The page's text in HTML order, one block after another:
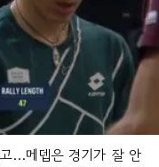
…메뎁은 경기가 잘 안